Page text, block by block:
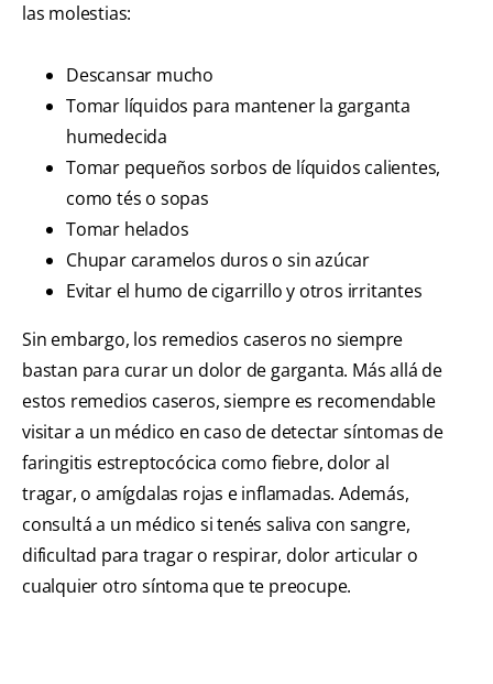
las molestias:
Descansar mucho
Tomar líquidos para mantener la garganta
humedecida
Tomar pequeños sorbos de líquidos calientes,
como tés o sopas
Tomar helados
Chupar caramelos duros o sin azúcar
Evitar el humo de cigarrillo y otros irritantes
Sin embargo, los remedios caseros no siempre
bastan para curar un dolor de garganta. Más allá de
estos remedios caseros, siempre es recomendable
visitar a un médico en caso de detectar síntomas de
faringitis estreptocócica como fiebre, dolor al
tragar, o amígdalas rojas e inflamadas. Además,
consultá a un médico si tenés saliva con sangre,
dificultad para tragar o respirar, dolor articular o
cualquier otro síntoma que te preocupe.